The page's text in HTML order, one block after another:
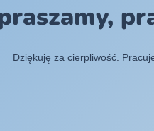
Dziękuję za cierpliwość.